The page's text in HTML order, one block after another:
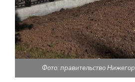
Фото: правительство